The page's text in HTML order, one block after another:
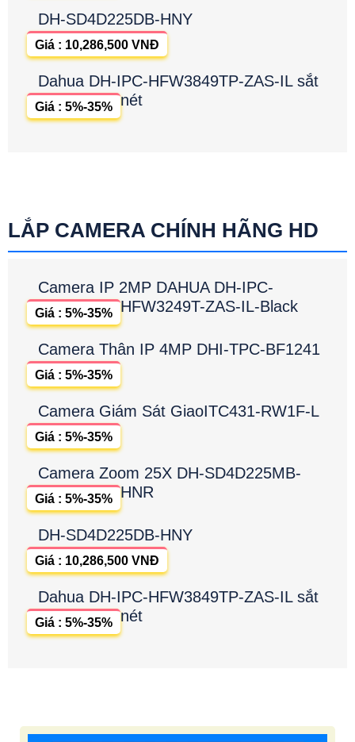
DH-SD4D225DB-HNY
Giá : 10,286,500 VNĐ
Dahua DH-IPC-HFW3849TP-ZAS-IL sắt
nét
Giá : 5%-35%
LẮP CAMERA CHÍNH HÃNG HD
Camera IP 2MP DAHUA DH-IPC-
HFW3249T-ZAS-IL-Black
Giá : 5%-35%
Camera Thân IP 4MP DHI-TPC-BF1241
Giá : 5%-35%
Camera Giám Sát GiaoITC431-RW1F-L
Giá : 5%-35%
Camera Zoom 25X DH-SD4D225MB-
HNR
Giá : 5%-35%
DH-SD4D225DB-HNY
Giá : 10,286,500 VNĐ
Dahua DH-IPC-HFW3849TP-ZAS-IL sắt
nét
Giá : 5%-35%